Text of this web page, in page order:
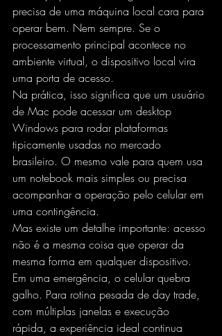
precisa de uma máquina local cara para
operar bem. Nem sempre. Se o
processamento principal acontece no
ambiente virtual, o dispositivo local vira
uma porta de acesso.
Na prática, isso significa que um usuário
de Mac pode acessar um desktop
Windows para rodar plataformas
tipicamente usadas no mercado
brasileiro. O mesmo vale para quem usa
um notebook mais simples ou precisa
acompanhar a operação pelo celular em
uma contingência.
Mas existe um detalhe importante: acesso
não é a mesma coisa que operar da
mesma forma em qualquer dispositivo.
Em uma emergência, o celular quebra
galho. Para rotina pesada de day trade,
com múltiplas janelas e execução
rápida, a experiência ideal continua